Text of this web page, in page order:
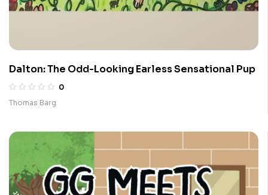
Dalton: The Odd-Looking Earless Sensational Pup
0
Thomas Barg